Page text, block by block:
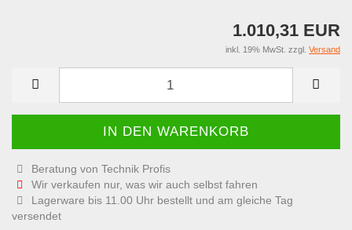
1.010,31 EUR
inkl. 19% MwSt. zzgl. Versand
Beratung von Technik Profis
Wir verkaufen nur, was wir auch selbst fahren
Lagerware bis 11.00 Uhr bestellt und am gleiche Tag
versendet